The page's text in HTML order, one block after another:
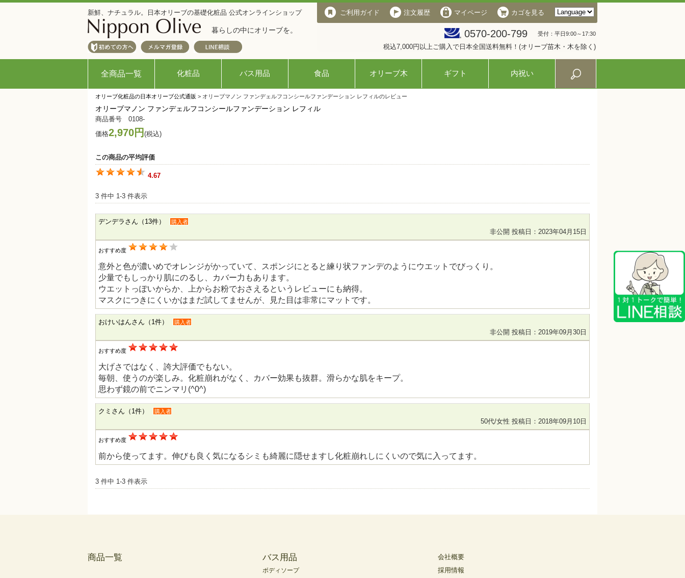
新鮮、ナチュラル。日本オリーブの基礎化粧品 公式オンラインショップ
暮らしの中にオリーブを。
ご利用ガイド 注文履歴 マイページ カゴを見る
0570-200-799 受付：平日9:00～17:30
税込7,000円以上ご購入で日本全国送料無料！(オリーブ苗木・木を除く)
全商品一覧 化粧品 バス用品 食品 オリーブ木 ギフト 内祝い
オリーブ化粧品の日本オリーブ公式通販 > オリーブマノン ファンデェルフコンシールファンデーション レフィルのレビュー
オリーブマノン ファンデェルフコンシールファンデーション レフィル
商品番号 0108-
価格2,970円 (税込)
この商品の平均評価
4.67
3 件中 1-3 件表示
デンデラさん（13件） 購入者
非公開 投稿日：2023年04月15日
おすすめ度
意外と色が濃いめでオレンジがかっていて、スポンジにとると練り状ファンデのようにウエットでびっくり。
少量でもしっかり肌にのるし、カバー力もあります。
ウエットっぽいからか、上からお粉でおさえるというレビューにも納得。
マスクにつきにくいかはまだ試してませんが、見た目は非常にマットです。
おけいはんさん（1件） 購入者
非公開 投稿日：2019年09月30日
おすすめ度
大げさではなく、誇大評価でもない。
毎朝、使うのが楽しみ。化粧崩れがなく、カバー効果も抜群。滑らかな肌をキープ。
思わず鏡の前でニンマリ(^0^)
クミさん（1件） 購入者
50代/女性 投稿日：2018年09月10日
おすすめ度
前から使ってます。伸びも良く気になるシミも綺麗に隠せますし化粧崩れしにくいので気に入ってます。
3 件中 1-3 件表示
商品一覧 バス用品
ボディソープ
会社概要
採用情報